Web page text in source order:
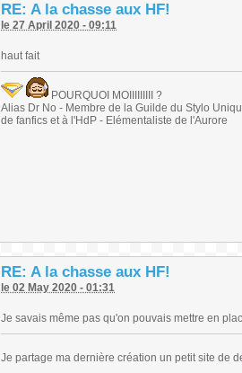
RE: A la chasse aux HF!
le 27 April 2020 - 09:11
haut fait
POURQUOI MOIIIIIIIII ?
Alias Dr No - Membre de la Guilde du Stylo
de fanfics et à l'HdP - Elémentaliste de l'Aurore
RE: A la chasse aux HF!
le 02 May 2020 - 01:31
Je savais même pas qu'on pouvais mettre en
Je partage ma dernière création un petit site de